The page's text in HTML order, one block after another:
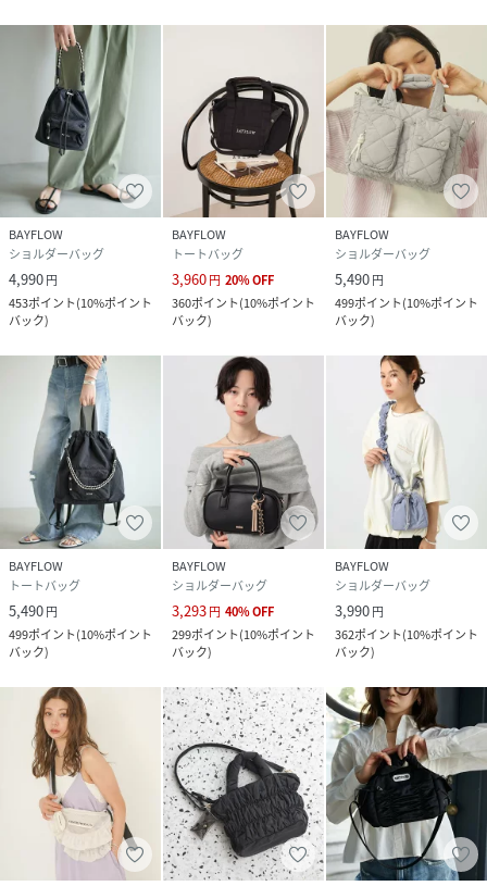
BAYFLOW
ショルダーバッグ
4,990円
453ポイント(10%ポイント
バック)
BAYFLOW
トートバッグ
3,960円 20%OFF
360ポイント(10%ポイント
バック)
BAYFLOW
ショルダーバッグ
5,490円
499ポイント(10%ポイント
バック)
BAYFLOW
トートバッグ
5,490円
499ポイント(10%ポイント
バック)
BAYFLOW
ショルダーバッグ
3,293円 40%OFF
299ポイント(10%ポイント
バック)
BAYFLOW
ショルダーバッグ
3,990円
362ポイント(10%ポイント
バック)